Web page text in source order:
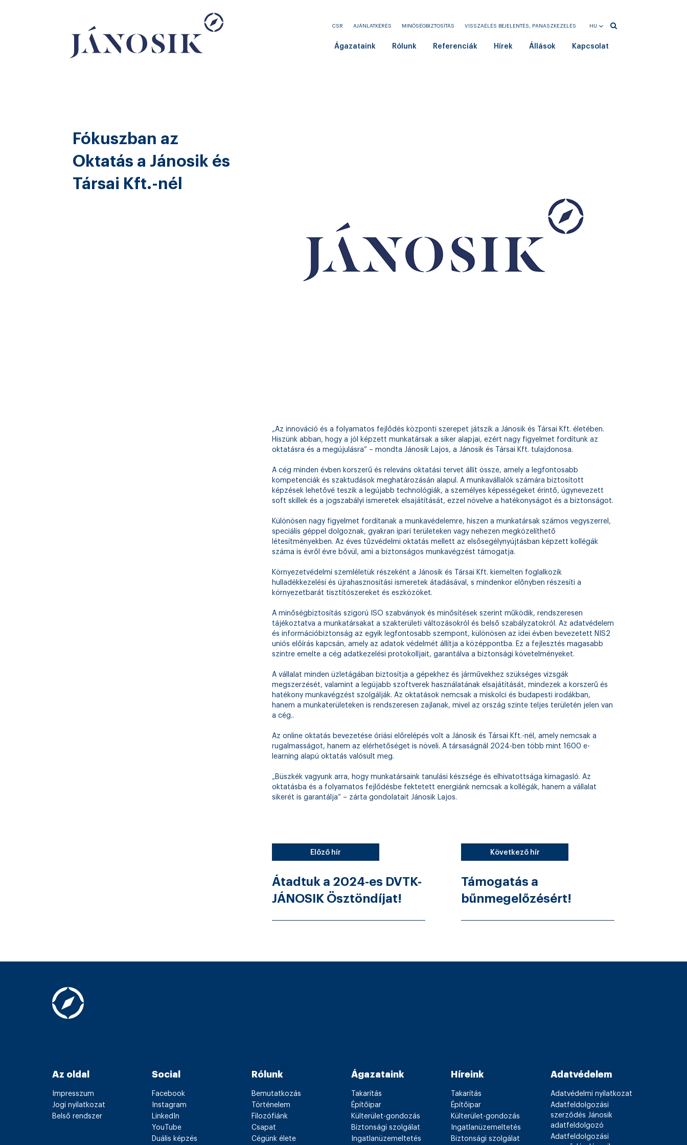
HU
CSR AJÁNLATKÉRÉS MINŐSÉGBIZTOSÍTÁS VISSZAÉLÉS BEJELENTÉS, PANASZKEZELÉS
Ágazataink Rólunk Referenciák Hírek Állások Kapcsolat
Fókuszban az
Oktatás a Jánosik és
Társai Kft.-nél
„Az innováció és a folyamatos fejlődés központi szerepet játszik a Jánosik és Társai Kft. életében.
Hiszünk abban, hogy a jól képzett munkatársak a siker alapjai, ezért nagy figyelmet fordítunk az
oktatásra és a megújulásra” – mondta Jánosik Lajos, a Jánosik és Társai Kft. tulajdonosa.
A cég minden évben korszerű és releváns oktatási tervet állít össze, amely a legfontosabb
kompetenciák és szaktudások meghatározásán alapul. A munkavállalók számára biztosított
képzések lehetővé teszik a legújabb technológiák, a személyes képességeket érintő, úgynevezett
soft skillek és a jogszabályi ismeretek elsajátítását, ezzel növelve a hatékonyságot és a biztonságot.
Különösen nagy figyelmet fordítanak a munkavédelemre, hiszen a munkatársak számos vegyszerrel,
speciális géppel dolgoznak, gyakran ipari területeken vagy nehezen megközelíthető
létesítményekben. Az éves tűzvédelmi oktatás mellett az elsősegélynyújtásban képzett kollégák
száma is évről évre bővül, ami a biztonságos munkavégzést támogatja.
Környezetvédelmi szemléletük részeként a Jánosik és Társai Kft. kiemelten foglalkozik
hulladékkezelési és újrahasznosítási ismeretek átadásával, s mindenkor előnyben részesíti a
környezetbarát tisztítószereket és eszközöket.
A minőségbiztosítás szigorú ISO szabványok és minősítések szerint működik, rendszeresen
tájékoztatva a munkatársakat a szakterületi változásokról és belső szabályzatokról. Az adatvédelem
és információbiztonság az egyik legfontosabb szempont, különösen az idei évben bevezetett NIS2
uniós előírás kapcsán, amely az adatok védelmét állítja a középpontba. Ez a fejlesztés magasabb
szintre emelte a cég adatkezelési protokolljait, garantálva a biztonsági követelményeket.
A vállalat minden üzletágában biztosítja a gépekhez és járművekhez szükséges vizsgák
megszerzését, valamint a legújabb szoftverek használatának elsajátítását, mindezek a korszerű és
hatékony munkavégzést szolgálják. Az oktatások nemcsak a miskolci és budapesti irodákban,
hanem a munkaterületeken is rendszeresen zajlanak, mivel az ország szinte teljes területén jelen van
a cég..
Az online oktatás bevezetése óriási előrelépés volt a Jánosik és Társai Kft.-nél, amely nemcsak a
rugalmasságot, hanem az elérhetőséget is növeli. A társaságnál 2024-ben több mint 1600 e-
learning alapú oktatás valósult meg.
„Büszkék vagyunk arra, hogy munkatársaink tanulási készsége és elhivatottsága kimagasló. Az
oktatásba és a folyamatos fejlődésbe fektetett energiánk nemcsak a kollégák, hanem a vállalat
sikerét is garantálja” – zárta gondolatait Jánosik Lajos.
Előző hír
Átadtuk a 2024-es DVTK-
JÁNOSIK Ösztöndíjat!
Következő hír
Támogatás a
bűnmegelőzésért!
Az oldal
Impresszum
Jogi nyilatkozat
Belső rendszer
Social
Facebook
Instagram
LinkedIn
YouTube
Duális képzés
Rólunk
Bemutatkozás
Történelem
Filozófiánk
Csapat
Cégünk élete
Ágazataink
Takarítás
Építőipar
Külterület-gondozás
Biztonsági szolgálat
Ingatlanüzemeltetés
Híreink
Takarítás
Építőipar
Külterület-gondozás
Ingatlanüzemeltetés
Biztonsági szolgálat
Adatvédelem
Adatvédelmi nyilatkozat
Adatfeldolgozási
szerződés Jánosik
adatfeldolgozó
Adatfeldolgozási